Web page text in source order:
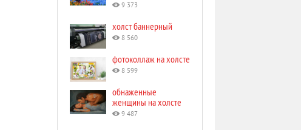
9 373
холст баннерный
8 560
фотоколлаж на холсте
8 599
обнаженные
женщины на холсте
9 487